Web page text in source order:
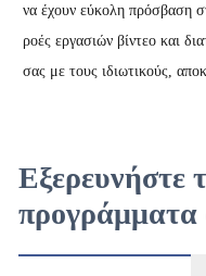
να έχουν εύκολη πρόσβαση
ροές εργασιών βίντεο και
σας με τους ιδιωτικούς,
Εξερευνήστε
προγράμματα